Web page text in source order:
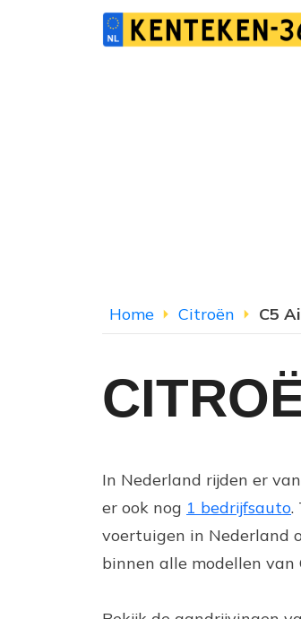
Home Citroën C5
In Nederland rijden er
er ook nog 1 bedrijfsauto.
voertuigen in Nederland
binnen alle modellen van